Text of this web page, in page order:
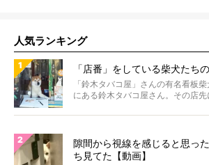
人気ランキング
「店番」をしている柴犬たち
「鈴木タバコ屋」さんの有名看板
にある鈴木タバコ屋さん。その店
隙間から視線を感じると思っ
ち見てた【動画】